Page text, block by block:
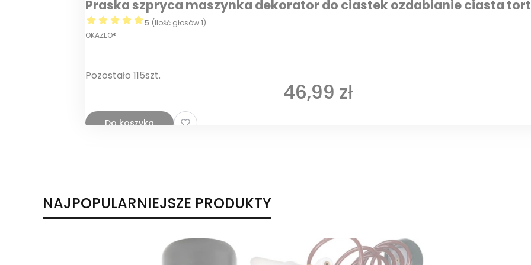
Praska szpryca maszynka dekorator do ciastek ozdabianie ciasta
5 (Ilość głosów 1)
OKAZEO®
Pozostało 115szt.
Cena
46,99 zł
Do koszyka
NAJPOPULARNIEJSZE PRODUKTY